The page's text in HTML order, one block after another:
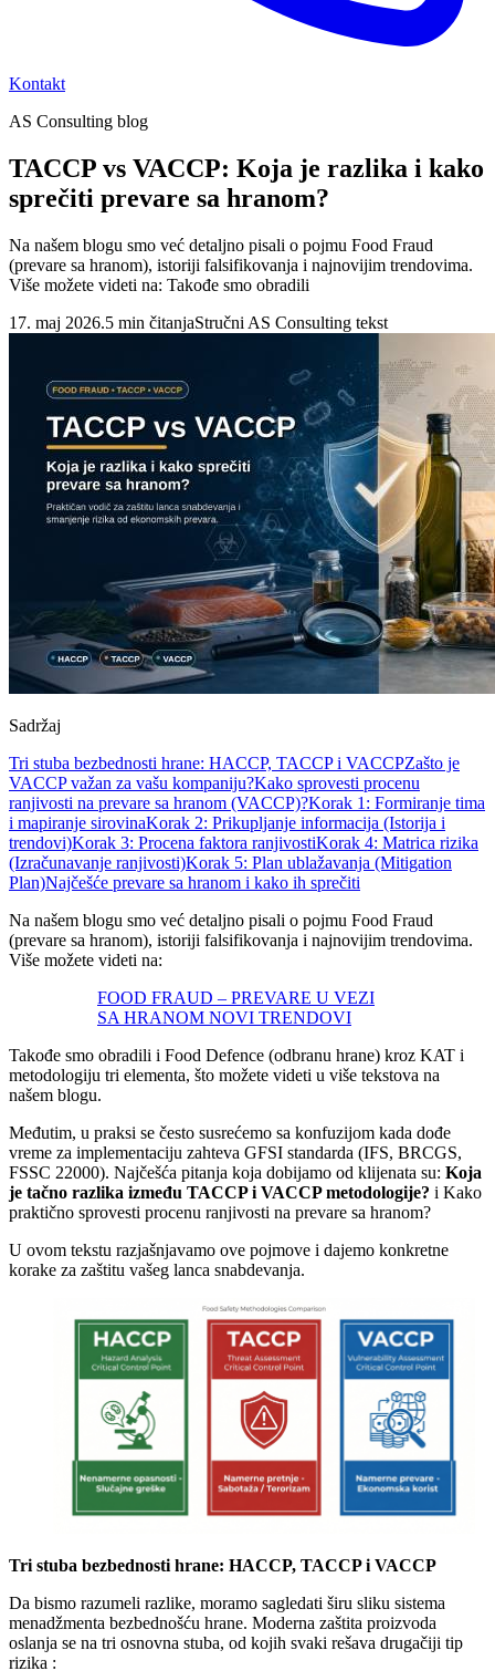
Kontakt
AS Consulting blog
TACCP vs VACCP: Koja je razlika i kako
sprečiti prevare sa hranom?
Na našem blogu smo već detaljno pisali o pojmu Food Fraud
(prevare sa hranom), istoriji falsifikovanja i najnovijim trendovima.
Više možete videti na: Takođe smo obradili
17. maj 2026.5 min čitanjaStručni AS Consulting tekst
Sadržaj
Tri stuba bezbednosti hrane: HACCP, TACCP i VACCPZašto je
VACCP važan za vašu kompaniju?Kako sprovesti procenu
ranjivosti na prevare sa hranom (VACCP)?Korak 1: Formiranje tima
i mapiranje sirovinaKorak 2: Prikupljanje informacija (Istorija i
trendovi)Korak 3: Procena faktora ranjivostiKorak 4: Matrica rizika
(Izračunavanje ranjivosti)Korak 5: Plan ublažavanja (Mitigation
Plan)Najčešće prevare sa hranom i kako ih sprečiti
Na našem blogu smo već detaljno pisali o pojmu Food Fraud
(prevare sa hranom), istoriji falsifikovanja i najnovijim trendovima.
Više možete videti na:
FOOD FRAUD – PREVARE U VEZI
SA HRANOM NOVI TRENDOVI
Takođe smo obradili i Food Defence (odbranu hrane) kroz KAT i
metodologiju tri elementa, što možete videti u više tekstova na
našem blogu.
Međutim, u praksi se često susrećemo sa konfuzijom kada dođe
vreme za implementaciju zahteva GFSI standarda (IFS, BRCGS,
FSSC 22000). Najčešća pitanja koja dobijamo od klijenata su: Koja
je tačno razlika između TACCP i VACCP metodologije? i Kako
praktično sprovesti procenu ranjivosti na prevare sa hranom?
U ovom tekstu razjašnjavamo ove pojmove i dajemo konkretne
korake za zaštitu vašeg lanca snabdevanja.
Tri stuba bezbednosti hrane: HACCP, TACCP i VACCP
Da bismo razumeli razlike, moramo sagledati širu sliku sistema
menadžmenta bezbednošću hrane. Moderna zaštita proizvoda
oslanja se na tri osnovna stuba, od kojih svaki rešava drugačiji tip
rizika :